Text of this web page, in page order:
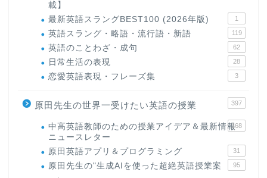
載】
最新英語スラングBEST100 (2026年版) 1
英語スラング・略語・流行語・新語 119
英語のことわざ・成句 62
日常生活の表現 28
恋愛英語表現・フレーズ集 3
原田先生の世界一受けたい英語の授業 397
中高英語教師のための授業アイデア＆最新情報
ニュースレター
168
原田英語アプリ＆プログラミング 31
原田先生の"生成AIを使った超絶英語授業案 95